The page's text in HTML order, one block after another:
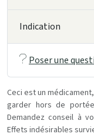
Indication
Poser une
Ceci est un
garder hors de
Demandez conseil à
Effets indésirables